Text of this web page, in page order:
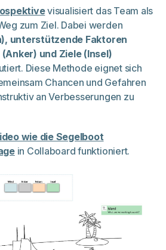
visualisiert das Team als
zum Ziel. Dabei werden
unterstützende Faktoren
und Ziele (Insel)
Diese Methode eignet sich
Chancen und Gefahren
an Verbesserungen zu
wie die Segelboot
in Collaboard funktioniert.